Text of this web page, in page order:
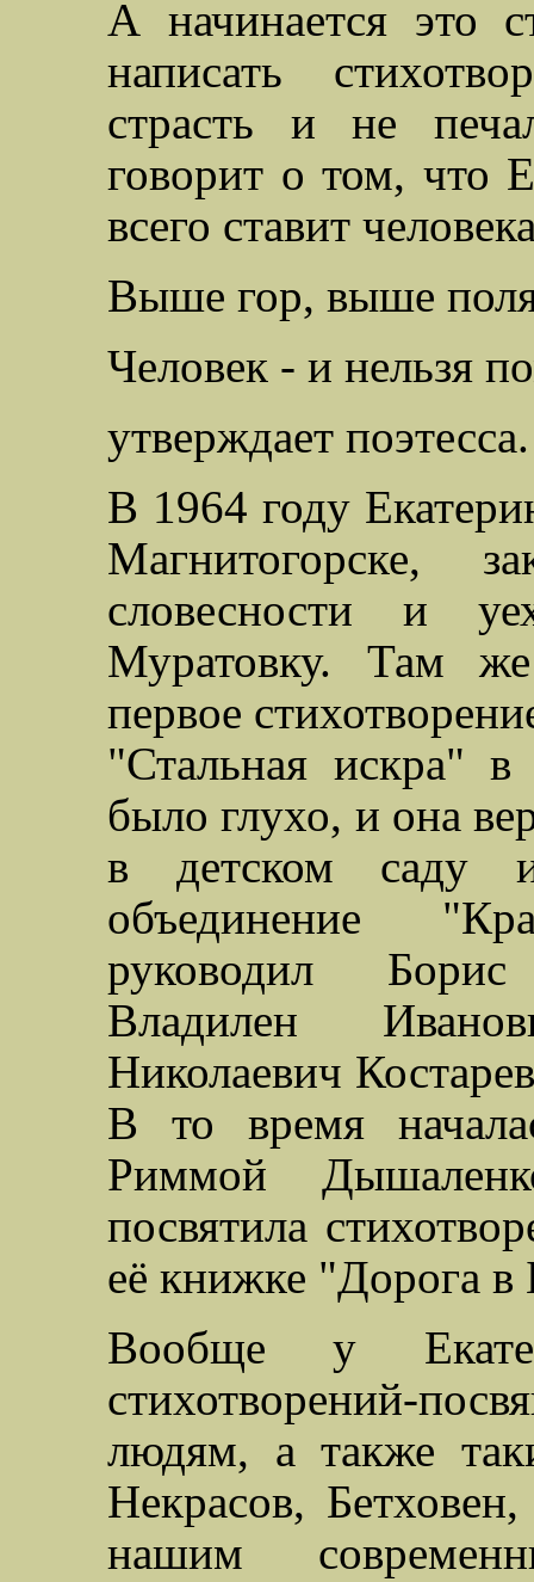
А начинается это
написать
страсть и не
говорит о том, что
всего ставит
Выше гор, выше
Человек - и нельзя
утверждает поэтесса.
В 1964 году
Магнитогорске,
словесности и
Муратовку. Там же
первое
"Стальная искра"
было глухо, и она
в детском саду
объединение
руководил
Владилен
Николаевич Костаре
В то время
Риммой
посвятила
её книжке "Дорога в
Вообще у
стихотворений-
людям, а также
Некрасов,
нашим